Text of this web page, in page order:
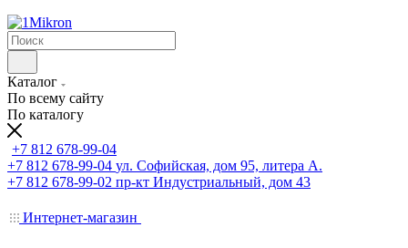
Каталог
По всему сайту
По каталогу
+7 812 678-99-04
+7 812 678-99-04 ул. Софийская, дом 95, литера А.
+7 812 678-99-02 пр-кт Индустриальный, дом 43
Интернет-магазин